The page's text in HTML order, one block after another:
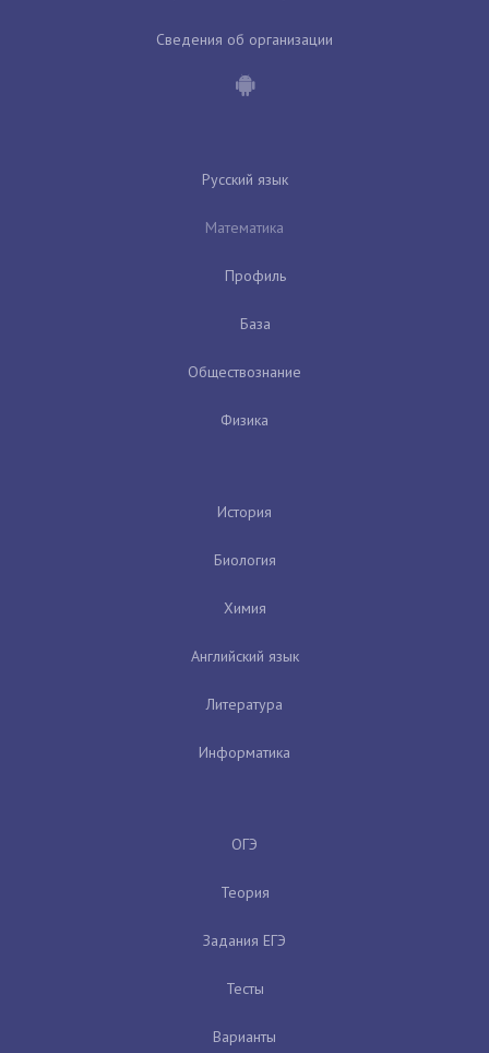
Сведения об организации
Русский язык
Математика
Профиль
База
Обществознание
Физика
История
Биология
Химия
Английский язык
Литература
Информатика
ОГЭ
Теория
Задания ЕГЭ
Тесты
Варианты